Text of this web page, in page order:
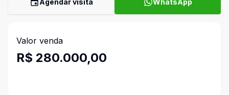
Agendar visita WhatsApp
Valor venda
R$ 280.000,00